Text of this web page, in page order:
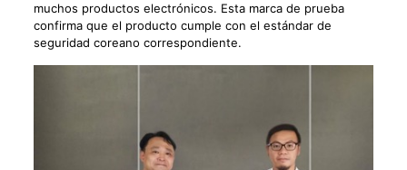
muchos productos electrónicos. Esta marca de prueba
confirma que el producto cumple con el estándar de
seguridad coreano correspondiente.